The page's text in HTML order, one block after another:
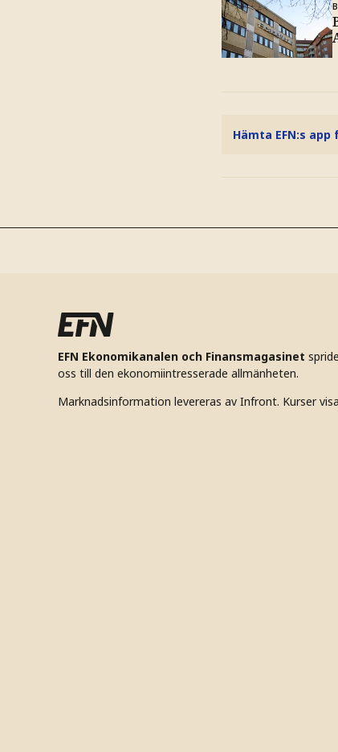
Hämta EFN:s app
EFN Ekonomikanalen och Finansmagasinet
oss till den ekonomiintresserade allmänheten.
Marknadsinformation levereras av Infront. Kurser